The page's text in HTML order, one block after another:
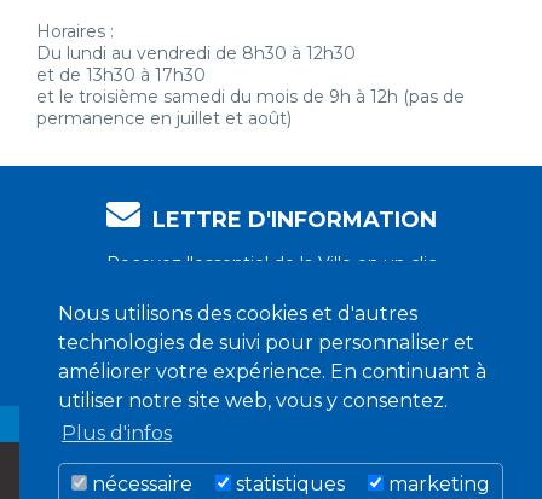
Nous utilisons des cookies et d'autres
technologies de suivi pour personnaliser et
améliorer votre expérience. En continuant à
utiliser notre site web, vous y consentez.
Plus d'infos
nécessaire statistiques marketing
Horaires :
Du lundi au vendredi de 8h30 à 12h30
et de 13h30 à 17h30
et le troisième samedi du mois de 9h à 12h (pas de
permanence en juillet et août)
LETTRE D'INFORMATION
Recevez l'essentiel de la Ville en un clic
Je m'abonne !
MENTIONS LÉGALES CRÉDITS COOKIES CONFIDENTIALITÉ CONTACT